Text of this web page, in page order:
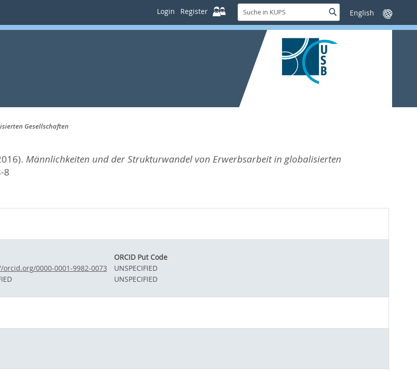
Login Register
Suche
in
KUPS
SucheSprache
wechseln
Gesellschaften
Männlichkeiten und der Strukturwandel von Erwerbsarbeit in globalisierten
8
ORCID Put Code
0000-0001-9982-0073
UNSPECIFIED
UNSPECIFIED